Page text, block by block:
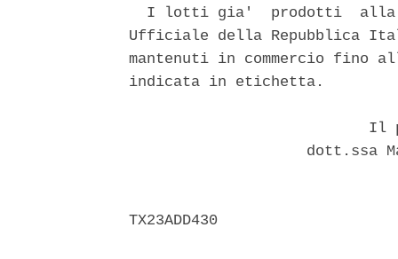
I lotti gia'  prodotti
Ufficiale della Repubblica
mantenuti in commercio fino
indicata in etichetta.
Il
dott.ssa